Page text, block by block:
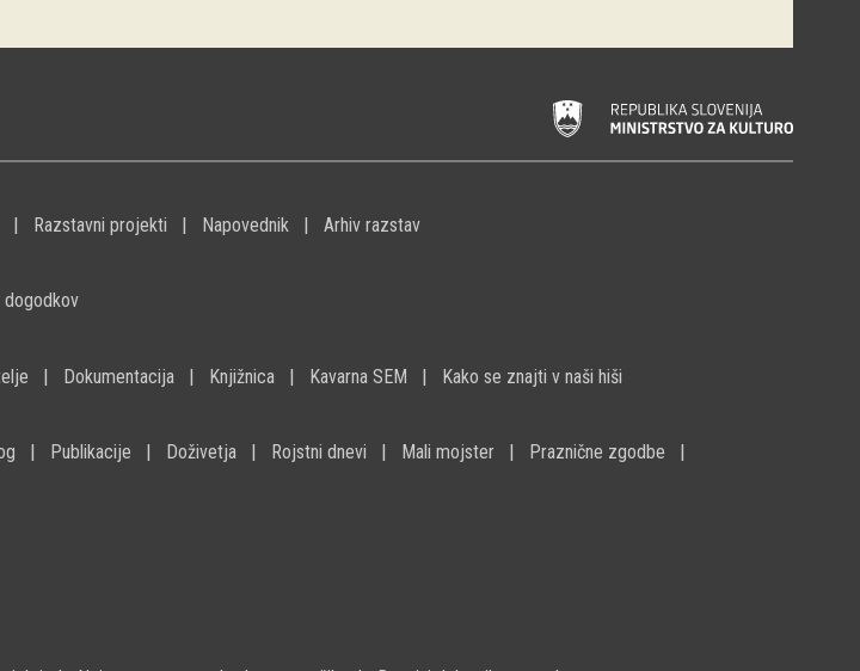
Razstavni projekti Napovednik Arhiv razstav
dogodkov
Dokumentacija Knjižnica Kavarna SEM Kako se znajti v naši hiši
Publikacije Doživetja Rojstni dnevi Mali mojster
Praznične zgodbe